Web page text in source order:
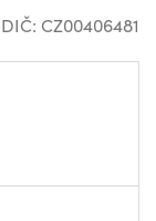
DIČ: CZ00406481